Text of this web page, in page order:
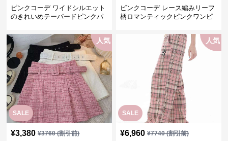
ピンクコーデ ワイドシルエット
のきれいめテーパードピンクパ
ピンクコーデ レース編みリーフ
柄ロマンティックピンクワンピ
SALE
人気
¥3,380 ¥3760(割引前)
SALE
人気
¥6,960 ¥7740(割引前)